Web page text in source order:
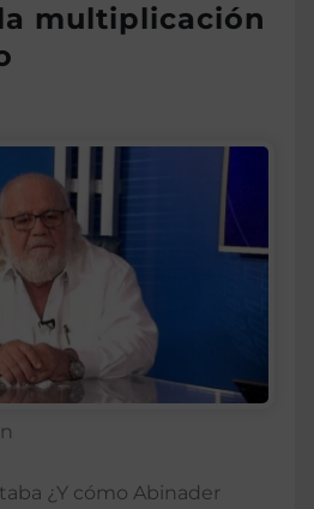
multiplicación
¿Y cómo Abinader